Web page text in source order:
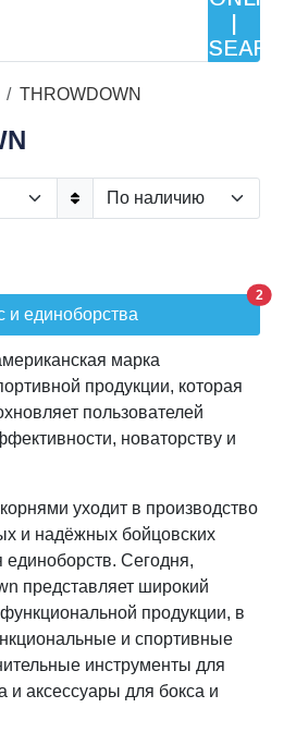
THROWDOWN
и единоборства
2
марка
продукции, которая
пользователей
новаторству и
уходит в производство
и надёжных бойцовских
единоборств. Сегодня,
представляет широкий
продукции, в
и спортивные
инструменты для
и аксессуары для бокса и